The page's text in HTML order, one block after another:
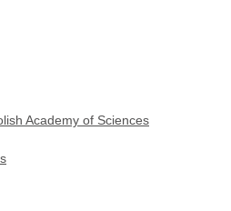
Academy of Sciences